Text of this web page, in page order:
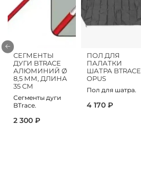
СЕГМЕНТЫ
ДУГИ BTRACE
АЛЮМИНИЙ Ø
8,5 ММ, ДЛИНА
35 СМ
Сегменты дуги
BTrace.
2 300 ₽
ПОЛ ДЛЯ
ПАЛАТКИ
ШАТРА BTRACE
OPUS
Пол для шатра.
4 170 ₽